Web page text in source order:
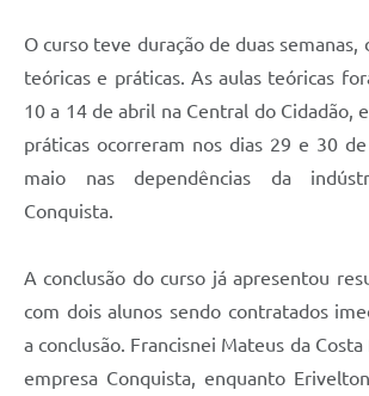
O curso teve duração de duas semanas,
teóricas e práticas. As aulas teóricas
10 a 14 de abril na Central do Cidadão,
práticas ocorreram nos dias 29 e 30
maio nas dependências da
Conquista.
A conclusão do curso já apresentou
com dois alunos sendo contratados
a conclusão. Francisnei Mateus da
empresa Conquista, enquanto